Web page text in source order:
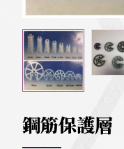
鋼筋保護層